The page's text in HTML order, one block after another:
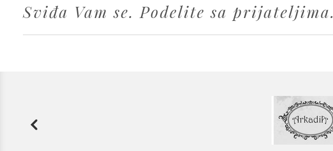
Sviđa Vam se. Podelite sa prijateljima.